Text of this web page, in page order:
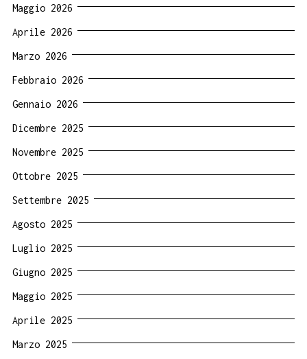
Maggio 2026
Aprile 2026
Marzo 2026
Febbraio 2026
Gennaio 2026
Dicembre 2025
Novembre 2025
Ottobre 2025
Settembre 2025
Agosto 2025
Luglio 2025
Giugno 2025
Maggio 2025
Aprile 2025
Marzo 2025